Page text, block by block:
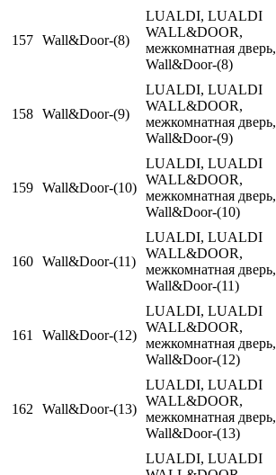
157 Wall&Door-(8)
LUALDI, LUALDI
WALL&DOOR,
межкомнатная дверь,
Wall&Door-(8)
158 Wall&Door-(9)
LUALDI, LUALDI
WALL&DOOR,
межкомнатная дверь,
Wall&Door-(9)
159 Wall&Door-(10)
LUALDI, LUALDI
WALL&DOOR,
межкомнатная дверь,
Wall&Door-(10)
160 Wall&Door-(11)
LUALDI, LUALDI
WALL&DOOR,
межкомнатная дверь,
Wall&Door-(11)
161 Wall&Door-(12)
LUALDI, LUALDI
WALL&DOOR,
межкомнатная дверь,
Wall&Door-(12)
162 Wall&Door-(13)
LUALDI, LUALDI
WALL&DOOR,
межкомнатная дверь,
Wall&Door-(13)
LUALDI, LUALDI